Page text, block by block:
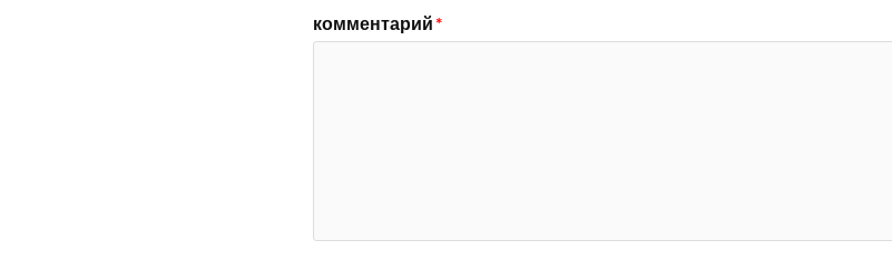
комментарий*